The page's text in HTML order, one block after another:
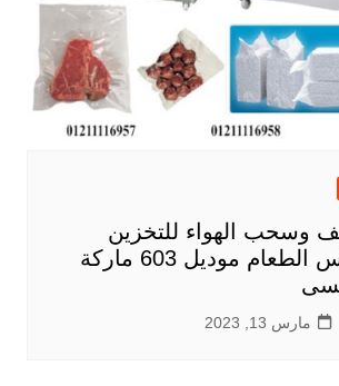
وسحب الهواء للتخزين
السليم لاكياس الطعام موديل 603 ماركة
مارس 13, 2023